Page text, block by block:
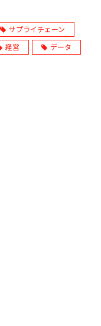
サプライチェーン
経営
データ